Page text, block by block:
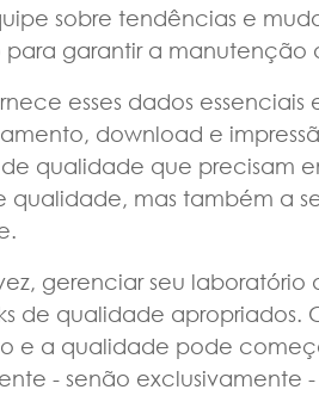
sobre tendências e
para garantir a manutenção
esses dados
download e
qualidade que precisam
qualidade, mas também a
gerenciar seu
de qualidade apropriados.
e a qualidade pode
- senão exclusivamente